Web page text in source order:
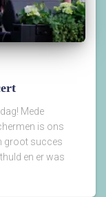
Mede
is ons
groot succes
en er was